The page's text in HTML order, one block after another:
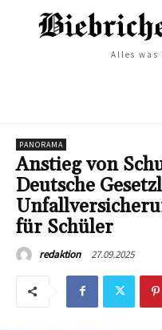
Alles
PANORAMA
Anstieg von
Deutsche
für Schüler
redaktion 27.09.2025